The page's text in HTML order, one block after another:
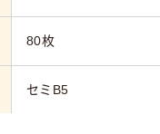
80枚
セミB5